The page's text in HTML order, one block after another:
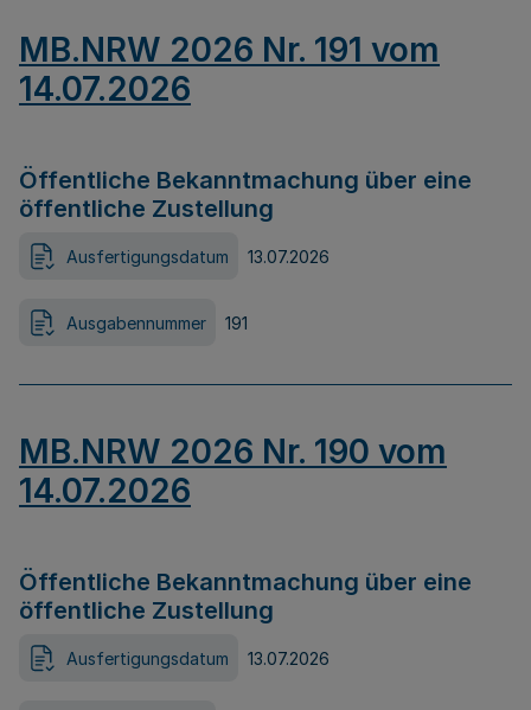
MB.NRW 2026 Nr. 191 vom
14.07.2026
Öffentliche Bekanntmachung über eine
öffentliche Zustellung
Ausfertigungsdatum 13.07.2026
Ausgabennummer 191
MB.NRW 2026 Nr. 190 vom
14.07.2026
Öffentliche Bekanntmachung über eine
öffentliche Zustellung
Ausfertigungsdatum 13.07.2026